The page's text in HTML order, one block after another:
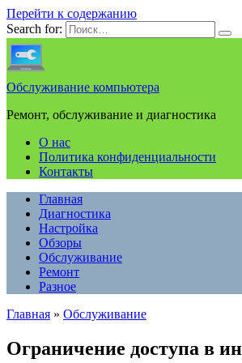
Перейти к содержанию
Search for:
Обслуживание компьютера
Ремонт, обслуживание и диагностика
О нас
Политика конфиденциальности
Контакты
Главная
Диагностика
Настройка
Обзоры
Обслуживание
Ремонт
Разное
Главная » Обслуживание
Ограничение доступа в